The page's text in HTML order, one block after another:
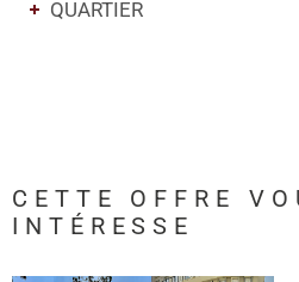
QUARTIER
CETTE OFFRE
INTÉRESSE